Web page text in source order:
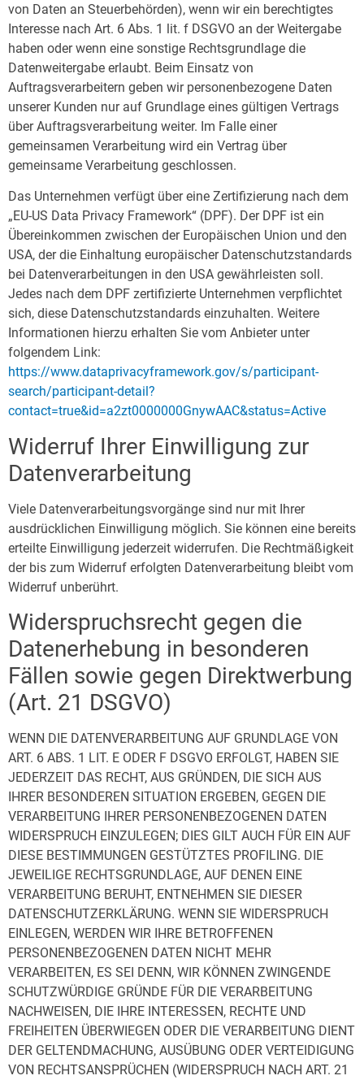
von Daten an Steuerbehörden), wenn wir ein berechtigtes
Interesse nach Art. 6 Abs. 1 lit. f DSGVO an der Weitergabe
haben oder wenn eine sonstige Rechtsgrundlage die
Datenweitergabe erlaubt. Beim Einsatz von
Auftragsverarbeitern geben wir personenbezogene Daten
unserer Kunden nur auf Grundlage eines gültigen Vertrags
über Auftragsverarbeitung weiter. Im Falle einer
gemeinsamen Verarbeitung wird ein Vertrag über
gemeinsame Verarbeitung geschlossen.
Das Unternehmen verfügt über eine Zertifizierung nach dem
„EU-US Data Privacy Framework“ (DPF). Der DPF ist ein
Übereinkommen zwischen der Europäischen Union und den
USA, der die Einhaltung europäischer Datenschutzstandards
bei Datenverarbeitungen in den USA gewährleisten soll.
Jedes nach dem DPF zertifizierte Unternehmen verpflichtet
sich, diese Datenschutzstandards einzuhalten. Weitere
Informationen hierzu erhalten Sie vom Anbieter unter
folgendem Link:
https://www.dataprivacyframework.gov/s/participant-
search/participant-detail?
contact=true&id=a2zt0000000GnywAAC&status=Active
Widerruf Ihrer Einwilligung zur
Datenverarbeitung
Viele Datenverarbeitungsvorgänge sind nur mit Ihrer
ausdrücklichen Einwilligung möglich. Sie können eine bereits
erteilte Einwilligung jederzeit widerrufen. Die Rechtmäßigkeit
der bis zum Widerruf erfolgten Datenverarbeitung bleibt vom
Widerruf unberührt.
Widerspruchsrecht gegen die
Datenerhebung in besonderen
Fällen sowie gegen Direktwerbung
(Art. 21 DSGVO)
WENN DIE DATENVERARBEITUNG AUF GRUNDLAGE VON
ART. 6 ABS. 1 LIT. E ODER F DSGVO ERFOLGT, HABEN SIE
JEDERZEIT DAS RECHT, AUS GRÜNDEN, DIE SICH AUS
IHRER BESONDEREN SITUATION ERGEBEN, GEGEN DIE
VERARBEITUNG IHRER PERSONENBEZOGENEN DATEN
WIDERSPRUCH EINZULEGEN; DIES GILT AUCH FÜR EIN AUF
DIESE BESTIMMUNGEN GESTÜTZTES PROFILING. DIE
JEWEILIGE RECHTSGRUNDLAGE, AUF DENEN EINE
VERARBEITUNG BERUHT, ENTNEHMEN SIE DIESER
DATENSCHUTZERKLÄRUNG. WENN SIE WIDERSPRUCH
EINLEGEN, WERDEN WIR IHRE BETROFFENEN
PERSONENBEZOGENEN DATEN NICHT MEHR
VERARBEITEN, ES SEI DENN, WIR KÖNNEN ZWINGENDE
SCHUTZWÜRDIGE GRÜNDE FÜR DIE VERARBEITUNG
NACHWEISEN, DIE IHRE INTERESSEN, RECHTE UND
FREIHEITEN ÜBERWIEGEN ODER DIE VERARBEITUNG DIENT
DER GELTENDMACHUNG, AUSÜBUNG ODER VERTEIDIGUNG
VON RECHTSANSPRÜCHEN (WIDERSPRUCH NACH ART. 21